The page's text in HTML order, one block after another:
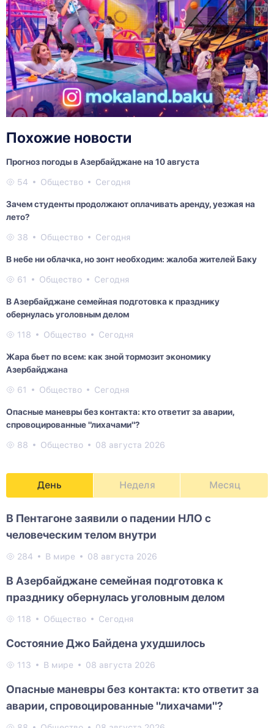
Похожие новости
Прогноз погоды в Азербайджане на 10 августа
54 Общество Сегодня
Зачем студенты продолжают оплачивать аренду, уезжая на
лето?
38 Общество Сегодня
В небе ни облачка, но зонт необходим: жалоба жителей Баку
61 Общество Сегодня
В Азербайджане семейная подготовка к празднику
обернулась уголовным делом
118 Общество Сегодня
Жара бьет по всем: как зной тормозит экономику
Азербайджана
61 Общество Сегодня
Опасные маневры без контакта: кто ответит за аварии,
спровоцированные "лихачами"?
88 Общество 08 августа 2026
День Неделя Месяц
В Пентагоне заявили о падении НЛО с
человеческим телом внутри
284 В мире 08 августа 2026
В Азербайджане семейная подготовка к
празднику обернулась уголовным делом
118 Общество Сегодня
Состояние Джо Байдена ухудшилось
113 В мире 08 августа 2026
Опасные маневры без контакта: кто ответит за
аварии, спровоцированные "лихачами"?